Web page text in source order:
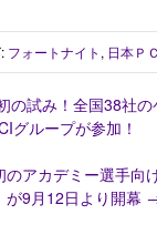
フォートナイト , 日本Ｐ
の試み！全国38社
グループが参加！
のアカデミー選手向
が9月12日より開幕